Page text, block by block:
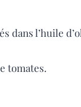
dans l’huile
tomates.